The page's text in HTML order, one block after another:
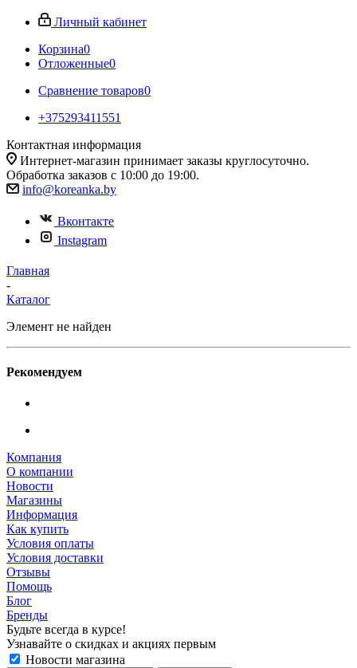
Личный кабинет
Корзина0
Отложенные0
Сравнение товаров0
+375293411551
Контактная информация
Интернет-магазин принимает заказы круглосуточно.
Обработка заказов с 10:00 до 19:00.
info@koreanka.by
Вконтакте
Instagram
Главная
-
Каталог
Элемент не найден
Рекомендуем
Компания
О компании
Новости
Магазины
Информация
Как купить
Условия оплаты
Условия доставки
Отзывы
Помощь
Блог
Бренды
Будьте всегда в курсе!
Узнавайте о скидках и акциях первым
Новости магазина